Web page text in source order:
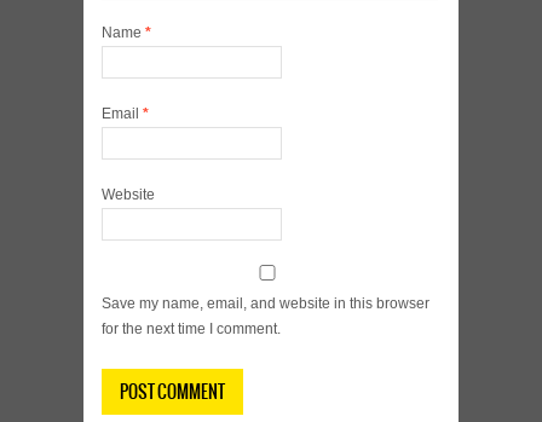
Name *
Email *
Website
Save my name, email, and website in this browser
for the next time I comment.